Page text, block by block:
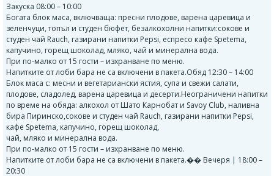
Закуска 08:00 – 10:00
Богата блок маса, включваща: пресни плодове, варена царевица и
зеленчуци, топъл и студен бюфет, безалкохолни напитки:сокове и
студен чай Rauch, газирани напитки Pepsi, еспресо кафе Spetema,
капучино, горещ шоколад, мляко, чай и минерална вода.
При по-малко от 15 гости – изхранване по меню.
Напитките от лоби бара не са включени в пакета.Обяд 12:30 – 14:00
Блок маса с: месни и вегетариански ястия, супа и свежи салати,
плодове, сладолед, варена царевица и десерти.Неограничени напитки
по време на обяда: алкохол от Шато Карнобат и Savoy Club, наливна
бира Пиринско,сокове и студен чай Rauch, газирани напитки Pepsi,
кафе Spetema, капучино, горещ шоколад,
чай, мляко и минерална вода.
При по-малко от 15 гости – изхранване по меню.
Напитките от лоби бара не са включени в пакета.��️ Вечеря | 18:00 –
20:30